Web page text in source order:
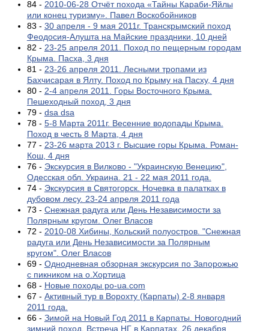
84 - 2010-06-28 Отчёт похода «Тайны Караби-Яйлы
или конец туризму». Павел Воскобойников
83 - 30 апреля - 9 мая 2011г. Транскрымский поход
Феодосия-Алушта на Майские праздники, 10 дней
82 - 23-25 апреля 2011. Поход по пещерным городам
Крыма. Пасха, 3 дня
81 - 23-26 апреля 2011. Лесными тропами из
Бахчисарая в Ялту. Поход по Крыму на Пасху, 4 дня
80 - 2-4 апреля 2011. Горы Восточного Крыма.
Пешеходный поход, 3 дня
79 - dsa dsa
78 - 5-8 Марта 2011г. Весенние водопады Крыма.
Поход в честь 8 Марта, 4 дня
77 - 23-26 марта 2013 г. Высшие горы Крыма. Роман-
Кош, 4 дня
76 - Экскурсия в Вилково - "Украинскую Венецию",
Одесская обл. Украина. 21 - 22 мая 2011 года.
74 - Экскурсия в Святогорск. Ночевка в палатках в
дубовом лесу. 23-24 апреля 2011 года
73 - Снежная радуга или День Независимости за
Полярным кругом. Олег Власов
72 - 2010-08 Хибины, Кольский полуостров. "Снежная
радуга или День Независимости за Полярным
кругом". Олег Власов
69 - Однодневная обзорная экскурсия по Запорожью
с пикником на о.Хортица
68 - Новые походы po-ua.com
67 - Активный тур в Ворохту (Карпаты) 2-8 января
2011 года.
66 - Зимой на Новый Год 2011 в Карпаты. Новогодний
зимний поход. Встреча НГ в Карпатах. 26 декабря